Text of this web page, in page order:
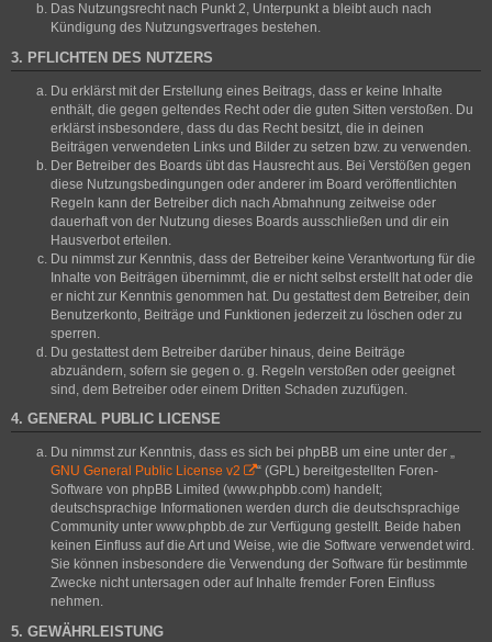
Das Nutzungsrecht nach Punkt 2, Unterpunkt a bleibt auch nach
Kündigung des Nutzungsvertrages bestehen.
3. PFLICHTEN DES NUTZERS
Du erklärst mit der Erstellung eines Beitrags, dass er keine Inhalte
enthält, die gegen geltendes Recht oder die guten Sitten verstoßen. Du
erklärst insbesondere, dass du das Recht besitzt, die in deinen
Beiträgen verwendeten Links und Bilder zu setzen bzw. zu verwenden.
Der Betreiber des Boards übt das Hausrecht aus. Bei Verstößen gegen
diese Nutzungsbedingungen oder anderer im Board veröffentlichten
Regeln kann der Betreiber dich nach Abmahnung zeitweise oder
dauerhaft von der Nutzung dieses Boards ausschließen und dir ein
Hausverbot erteilen.
Du nimmst zur Kenntnis, dass der Betreiber keine Verantwortung für die
Inhalte von Beiträgen übernimmt, die er nicht selbst erstellt hat oder die
er nicht zur Kenntnis genommen hat. Du gestattest dem Betreiber, dein
Benutzerkonto, Beiträge und Funktionen jederzeit zu löschen oder zu
sperren.
Du gestattest dem Betreiber darüber hinaus, deine Beiträge
abzuändern, sofern sie gegen o. g. Regeln verstoßen oder geeignet
sind, dem Betreiber oder einem Dritten Schaden zuzufügen.
4. GENERAL PUBLIC LICENSE
Du nimmst zur Kenntnis, dass es sich bei phpBB um eine unter der „
GNU General Public License v2
“ (GPL) bereitgestellten Foren-
Software von phpBB Limited (www.phpbb.com) handelt;
deutschsprachige Informationen werden durch die deutschsprachige
Community unter www.phpbb.de zur Verfügung gestellt. Beide haben
keinen Einfluss auf die Art und Weise, wie die Software verwendet wird.
Sie können insbesondere die Verwendung der Software für bestimmte
Zwecke nicht untersagen oder auf Inhalte fremder Foren Einfluss
nehmen.
5. GEWÄHRLEISTUNG